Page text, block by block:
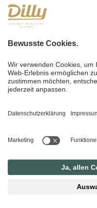
DAUER: 25 MINUTEN
ROSE PACKUNG
PREIS: 39,00 €
SISSYBAD
DAUER: 25 MINUTEN
TEILMASSAGE